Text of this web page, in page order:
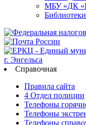
МБУ «ДК
Библиотеки
Справочная
Правила сайта
4 Отдел полиции
Телефоны
Телефоны
Телефоны